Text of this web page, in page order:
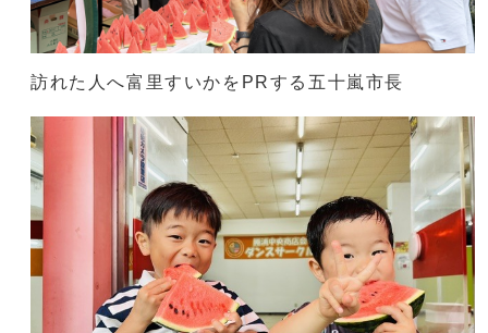
訪れた人へ富里すいかをPRする五十嵐市長